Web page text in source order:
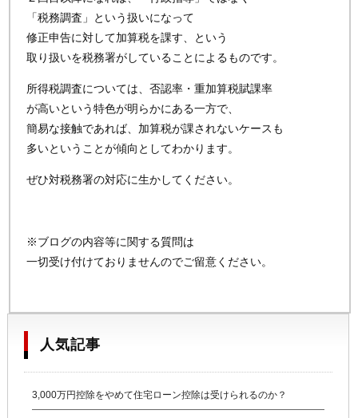
「税務調査」という扱いになって
修正申告に対して加算税を課す、という
取り扱いを税務署がしていることによるものです。
所得税調査については、否認率・重加算税賦課率
が高いという特色が明らかにある一方で、
簡易な接触であれば、加算税が課されないケースも
多いということが傾向としてわかります。
ぜひ対税務署の対応に生かしてください。
※ブログの内容等に関する質問は
一切受け付けておりませんのでご留意ください。
人気記事
3,000万円控除をやめて住宅ローン控除は受けられるのか？